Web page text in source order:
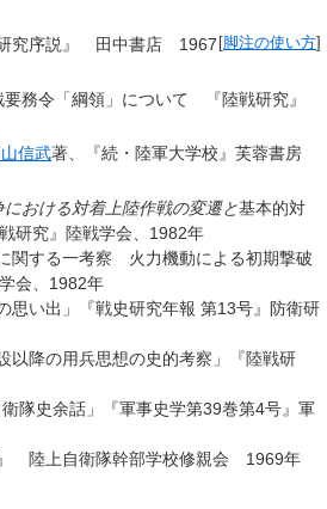
[脚注の使い方]
究序説』 田中書店 1967
務令「綱領」について 『陸戦研究』
信武著、『続・陸軍大学校』芙蓉書房
における対着上陸作戦の変遷と基本的対
研究』陸戦学会、1982年
関する一考察 火力機動による初期撃破
会、1982年
思い出」『戦史研究年報 第13号』防衛研
以降の用兵思想の史的考察」『陸戦研
隊史余話」『軍事史学第39巻第4号』軍
陸上自衛隊幹部学校修親会 1969年